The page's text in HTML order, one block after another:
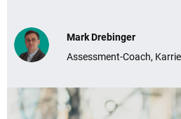
Mark Drebinger
Assessment-Coach,